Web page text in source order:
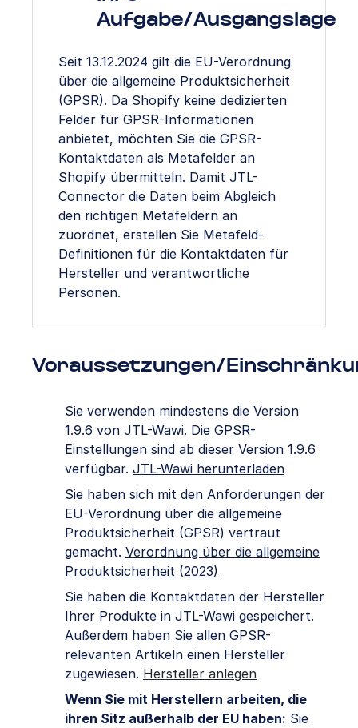
Aufgabe/Ausgangslage
Seit 13.12.2024 gilt die EU-Verordnung
über die allgemeine Produktsicherheit
(GPSR). Da Shopify keine dedizierten
Felder für GPSR-Informationen
anbietet, möchten Sie die GPSR-
Kontaktdaten als Metafelder an
Shopify übermitteln. Damit JTL-
Connector die Daten beim Abgleich
den richtigen Metafeldern an
zuordnet, erstellen Sie Metafeld-
Definitionen für die Kontaktdaten für
Hersteller und verantwortliche
Personen.
Voraussetzungen/
Sie verwenden mindestens die Version
1.9.6 von JTL-Wawi. Die GPSR-
Einstellungen sind ab dieser Version 1.9.6
verfügbar. JTL-Wawi herunterladen
Sie haben sich mit den Anforderungen der
EU-Verordnung über die allgemeine
Produktsicherheit (GPSR) vertraut
gemacht. Verordnung über die allgemeine
Produktsicherheit (2023)
Sie haben die Kontaktdaten der Hersteller
Ihrer Produkte in JTL-Wawi gespeichert.
Außerdem haben Sie allen GPSR-
relevanten Artikeln einen Hersteller
zugewiesen. Hersteller anlegen
Wenn Sie mit Herstellern arbeiten, die
ihren Sitz außerhalb der EU haben: Sie